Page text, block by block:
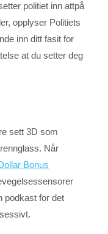
politiet inn attpå
opplyser Politiets
inn ditt fasit for
at du setter deg
sett 3D som
Når
Bonus
podkast for det